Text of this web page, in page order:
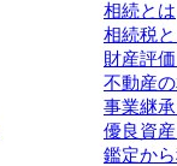
相続とは
相続税
財産評
不動産
事業継
優良資
鑑定か